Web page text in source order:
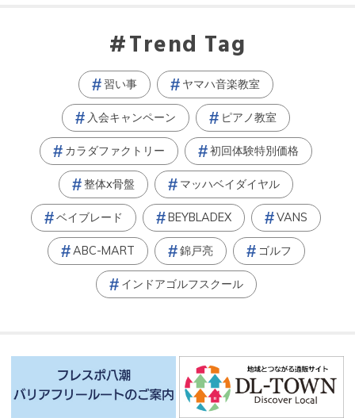
Trend Tag
習い事 ヤマハ音楽教室
入会キャンペーン ピアノ教室
カラダファクトリー 初回体験特別価格
整体x骨盤 マッハベイダイヤル
ベイブレード BEYBLADEX VANS
ABC-MART 錦戸亮 ゴルフ
インドアゴルフスクール